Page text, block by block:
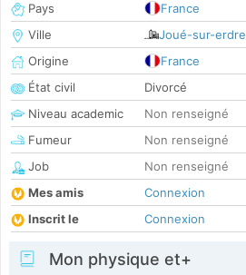
Pays
France
Ville
Joué-sur-erdre
Origine
France
État civil
Divorcé
Niveau academic
Non renseigné
Fumeur
Non renseigné
Job
Non renseigné
Mes amis
Connexion
Inscrit le
Connexion
Mon physique et+